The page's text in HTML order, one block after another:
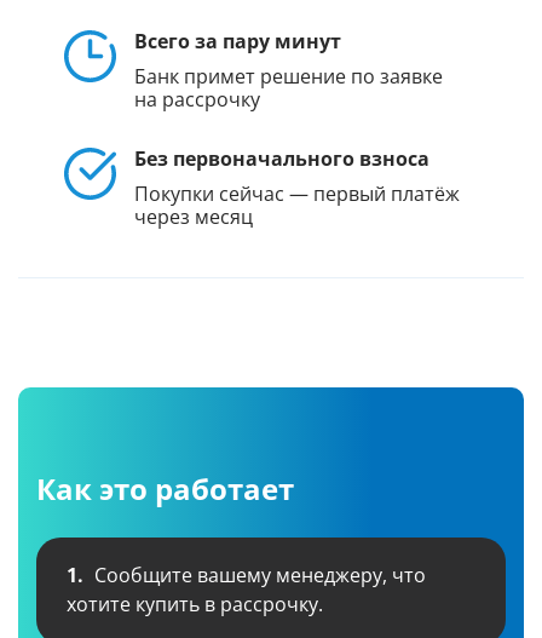
Всего за пару минут
Банк примет решение по заявке
на рассрочку
Без первоначального взноса
Покупки сейчас — первый платёж
через месяц
Как это работает
1. Сообщите вашему менеджеру, что
хотите купить в рассрочку.